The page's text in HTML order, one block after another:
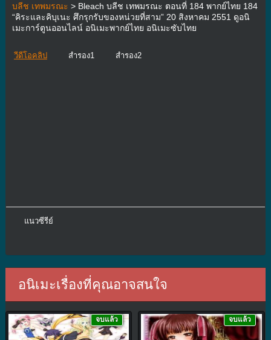
บลีช เทพมรณะ > Bleach บลีช เทพมรณะ ตอนที่ 184 พากย์ไทย 184
“คิระและคิบุเนะ ศึกรุกรับของหน่วยที่สาม” 20 สิงหาคม 2551 ดูอนิ
เมะการ์ตูนออนไลน์ อนิเมะพากย์ไทย อนิเมะซับไทย
วีดีโอคลิป สำรอง1 สำรอง2
แนวซีรีย์
อนิเมะเรื่องที่คุณอาจสนใจ
จบแล้ว จบแล้ว